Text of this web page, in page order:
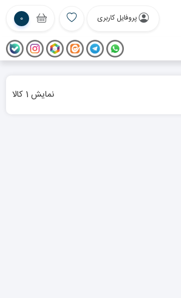
پروفایل کاربری 0
نمایش 1 کالا